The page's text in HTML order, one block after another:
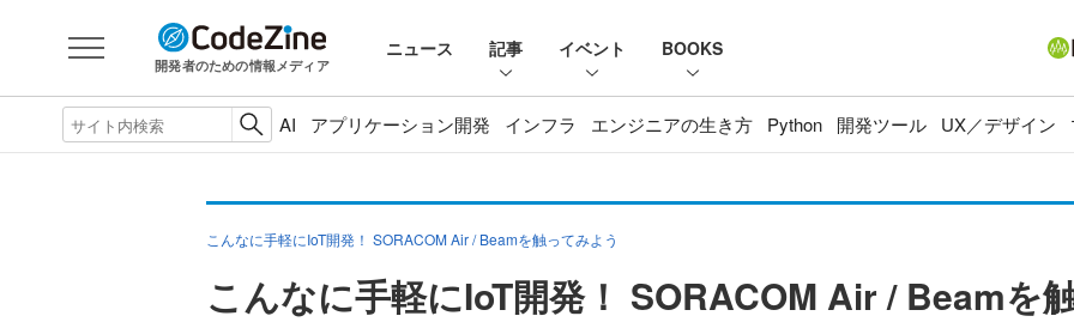
開発者のための情報メディア
ニュース 記事 イベント BOOKS
AI アプリケーション開発 インフラ エンジニアの生き方 Python 開発ツール UX／デザイン
こんなに手軽にIoT開発！ SORACOM Air / Beamを触ってみよう
こんなに手軽にIoT開発！ SORACOM Air / Beamを